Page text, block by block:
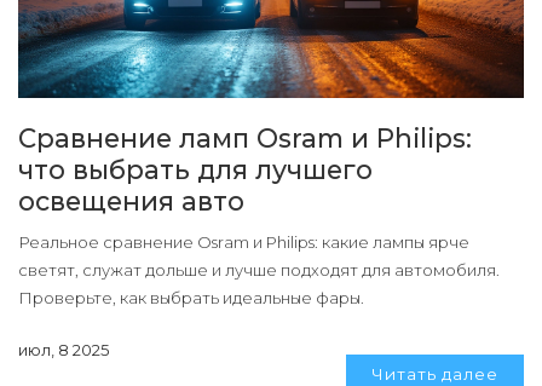
Сравнение ламп Osram и Philips:
что выбрать для лучшего
освещения авто
Реальное сравнение Osram и Philips: какие лампы ярче
светят, служат дольше и лучше подходят для автомобиля.
Проверьте, как выбрать идеальные фары.
июл, 8 2025
Читать далее